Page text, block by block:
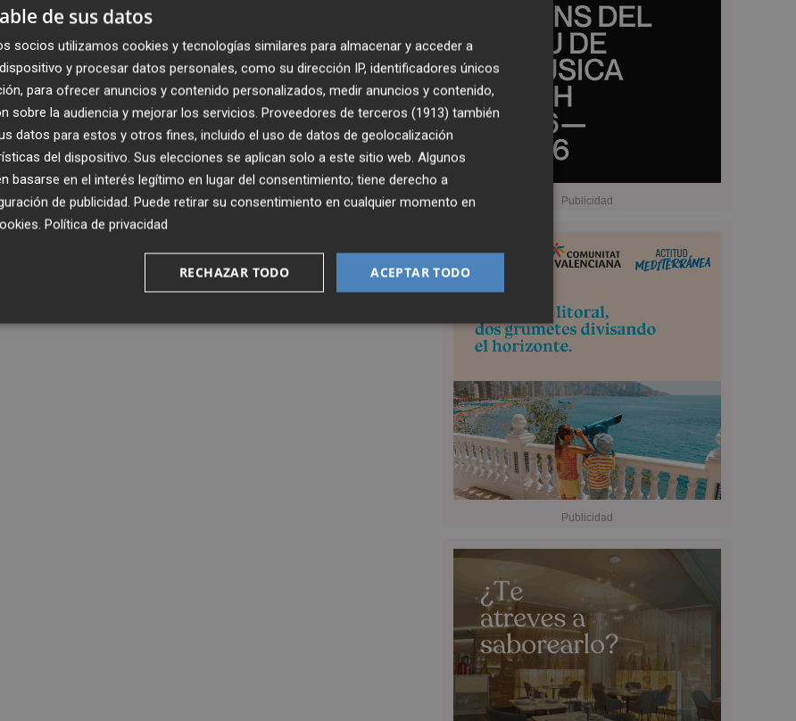
de sus datos
socios utilizamos cookies y tecnologías similares para almacenar y acceder a
y procesar datos personales, como su dirección IP, identificadores únicos
para ofrecer anuncios y contenido personalizados, medir anuncios y contenido,
sobre la audiencia y mejorar los servicios. Proveedores de terceros (1913) también
datos para estos y otros fines, incluido el uso de datos de geolocalización
del dispositivo. Sus elecciones se aplican solo a este sitio web. Algunos
basarse en el interés legítimo en lugar del consentimiento; tiene derecho a
de publicidad. Puede retirar su consentimiento en cualquier momento en
. Política de privacidad
ACEPTAR TODO
RECHAZAR TODO